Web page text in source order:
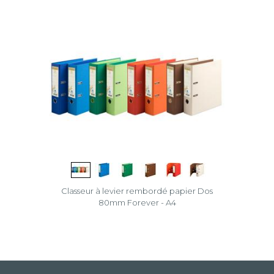
Classeur à levier rembordé papier Dos
80mm Forever - A4